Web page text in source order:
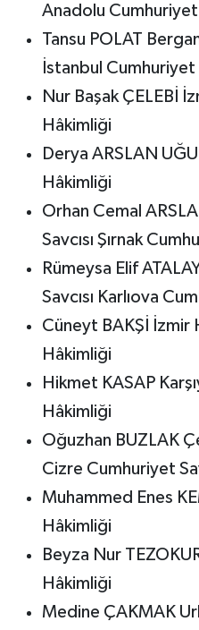
Anadolu Cumhuriyet
Tansu POLAT
İstanbul Cumhuriyet
Nur Başak ÇELEBİ
Hâkimliği
Derya ARSLAN
Hâkimliği
Orhan Cemal
Savcısı Şırnak
Rümeysa Elif
Savcısı Karlıova
Cüneyt BAKŞİ İzmir
Hâkimliği
Hikmet KASAP
Hâkimliği
Oğuzhan BUZLAK
Cizre Cumhuriyet
Muhammed Enes
Hâkimliği
Beyza Nur
Hâkimliği
Medine ÇAKMAK